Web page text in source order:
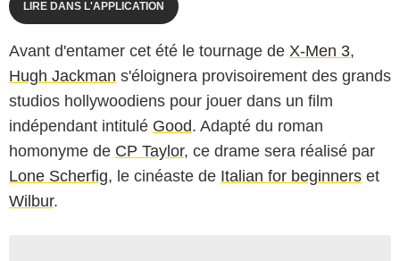
LIRE DANS L'APPLICATION
Avant d'entamer cet été le tournage de X-Men 3,
Hugh Jackman s'éloignera provisoirement des grands
studios hollywoodiens pour jouer dans un film
indépendant intitulé Good. Adapté du roman
homonyme de CP Taylor, ce drame sera réalisé par
Lone Scherfig, le cinéaste de Italian for beginners et
Wilbur.